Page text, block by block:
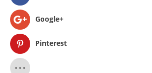
Google+
Pinterest